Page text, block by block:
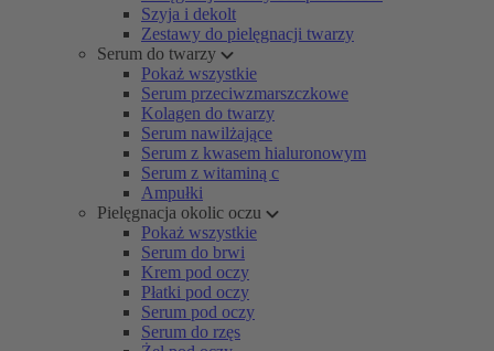
Szyja i dekolt
Zestawy do pielęgnacji twarzy
Serum do twarzy
Pokaż wszystkie
Serum przeciwzmarszczkowe
Kolagen do twarzy
Serum nawilżające
Serum z kwasem hialuronowym
Serum z witaminą c
Ampułki
Pielęgnacja okolic oczu
Pokaż wszystkie
Serum do brwi
Krem pod oczy
Płatki pod oczy
Serum pod oczy
Serum do rzęs